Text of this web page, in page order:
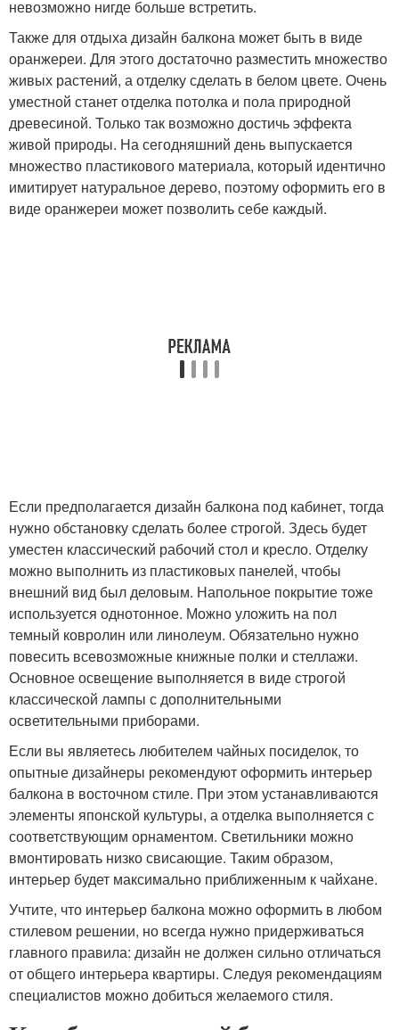
невозможно нигде больше встретить.
Также для отдыха дизайн балкона может быть в виде
оранжереи. Для этого достаточно разместить множество
живых растений, а отделку сделать в белом цвете. Очень
уместной станет отделка потолка и пола природной
древесиной. Только так возможно достичь эффекта
живой природы. На сегодняшний день выпускается
множество пластикового материала, который идентично
имитирует натуральное дерево, поэтому оформить его в
виде оранжереи может позволить себе каждый.
Если предполагается дизайн балкона под кабинет, тогда
нужно обстановку сделать более строгой. Здесь будет
уместен классический рабочий стол и кресло. Отделку
можно выполнить из пластиковых панелей, чтобы
внешний вид был деловым. Напольное покрытие тоже
используется однотонное. Можно уложить на пол
темный ковролин или линолеум. Обязательно нужно
повесить всевозможные книжные полки и стеллажи.
Основное освещение выполняется в виде строгой
классической лампы с дополнительными
осветительными приборами.
Если вы являетесь любителем чайных посиделок, то
опытные дизайнеры рекомендуют оформить интерьер
балкона в восточном стиле. При этом устанавливаются
элементы японской культуры, а отделка выполняется с
соответствующим орнаментом. Светильники можно
вмонтировать низко свисающие. Таким образом,
интерьер будет максимально приближенным к чайхане.
Учтите, что интерьер балкона можно оформить в любом
стилевом решении, но всегда нужно придерживаться
главного правила: дизайн не должен сильно отличаться
от общего интерьера квартиры. Следуя рекомендациям
специалистов можно добиться желаемого стиля.